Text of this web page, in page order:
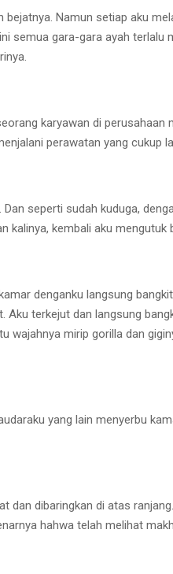
Namun setiap aku
semua gara-gara ayah terlalu
karyawan di perusahaan
perawatan yang cukup
seperti sudah kuduga,
kembali aku mengutuk
denganku langsung
terkejut dan langsung
mirip gorilla dan
yang lain menyerbu
dibaringkan di atas
hahwa telah melihat